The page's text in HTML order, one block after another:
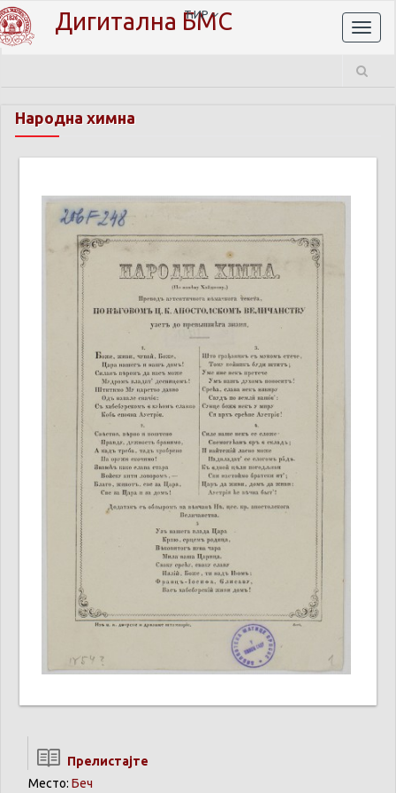
Дигитална БМС
ЋИР
Народна химна
Прелистајте
Место: Беч